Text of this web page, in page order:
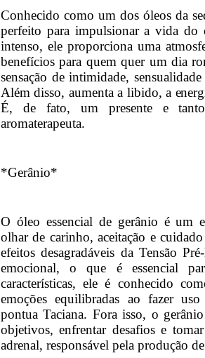
Conhecido como um dos óleos da
perfeito para impulsionar a vida
intenso, ele proporciona uma
benefícios para quem quer um dia
sensação de intimidade,
Além disso, aumenta a libido, a
É, de fato, um presente e tanto
aromaterapeuta.
*Gerânio*
O óleo essencial de gerânio é um
olhar de carinho, aceitação e
efeitos desagradáveis da Tensão
emocional, o que é essencial
características, ele é conhecido
emoções equilibradas ao fazer uso
pontua Taciana. Fora isso, o
objetivos, enfrentar desafios e
adrenal, responsável pela produção